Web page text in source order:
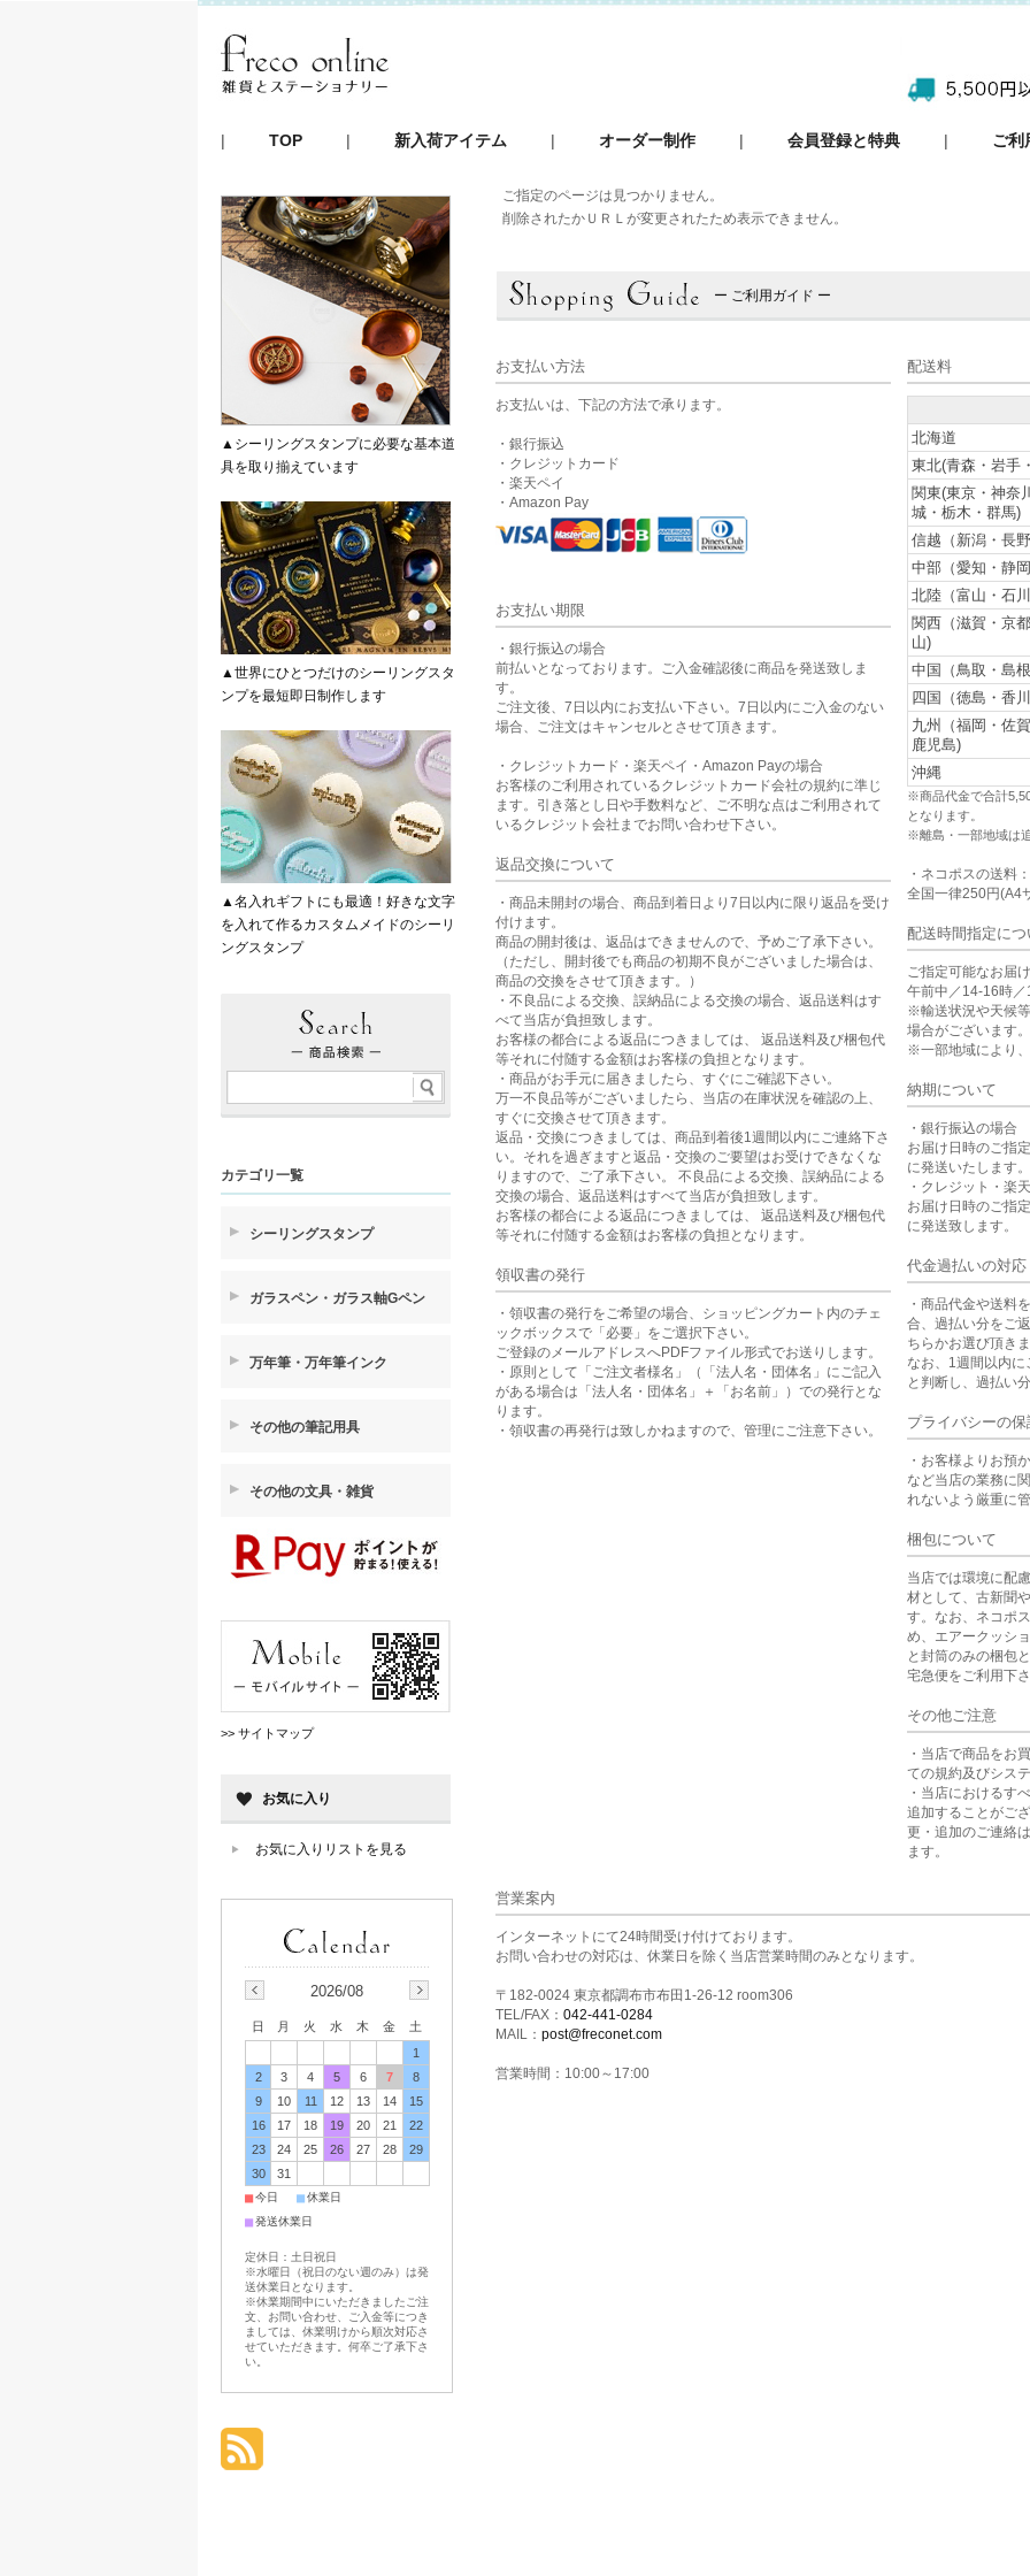
TOP 新入荷アイテム オーダー制作 会員登録と特典 ご利
ご指定のページは見つかりません。
削除されたかＵＲＬが変更されたため表示できません。
ー ご利用ガイド ー
お支払い方法
お支払いは、下記の方法で承ります。
・銀行振込
・クレジットカード
・楽天ペイ
・Amazon Pay
お支払い期限
・銀行振込の場合
前払いとなっております。ご入金確認後に商品を発送致しま
す。
ご注文後、7日以内にお支払い下さい。7日以内にご入金のない
場合、ご注文はキャンセルとさせて頂きます。
・クレジットカード・楽天ペイ・Amazon Payの場合
お客様のご利用されているクレジットカード会社の規約に準じ
ます。引き落とし日や手数料など、ご不明な点はご利用されて
いるクレジット会社までお問い合わせ下さい。
返品交換について
・商品未開封の場合、商品到着日より7日以内に限り返品を受け
付けます。
商品の開封後は、返品はできませんので、予めご了承下さい。
（ただし、開封後でも商品の初期不良がございました場合は、
商品の交換をさせて頂きます。）
・不良品による交換、誤納品による交換の場合、返品送料はす
べて当店が負担致します。
お客様の都合による返品につきましては、 返品送料及び梱包代
等それに付随する金額はお客様の負担となります。
・商品がお手元に届きましたら、すぐにご確認下さい。
万一不良品等がございましたら、当店の在庫状況を確認の上、
すぐに交換させて頂きます。
返品・交換につきましては、商品到着後1週間以内にご連絡下さ
い。それを過ぎますと返品・交換のご要望はお受けできなくな
りますので、ご了承下さい。 不良品による交換、誤納品による
交換の場合、返品送料はすべて当店が負担致します。
お客様の都合による返品につきましては、 返品送料及び梱包代
等それに付随する金額はお客様の負担となります。
領収書の発行
・領収書の発行をご希望の場合、ショッピングカート内のチェ
ックボックスで「必要」をご選択下さい。
ご登録のメールアドレスへPDFファイル形式でお送りします。
・原則として「ご注文者様名」（「法人名・団体名」にご記入
がある場合は「法人名・団体名」＋「お名前」）での発行とな
ります。
・領収書の再発行は致しかねますので、管理にご注意下さい。
配送料
北海道
東北(青森・岩手
関東(東京・神奈
城・栃木・群馬)
信越（新潟・長
中部（愛知・静
北陸（富山・石
関西（滋賀・京
山)
中国（鳥取・島
四国（徳島・香
九州（福岡・佐
鹿児島)
沖縄
※商品代金で合計
となります。
※離島・一部地域は
・ネコポスの送料：
全国一律250円(A4
配送時間指定につ
ご指定可能なお届
午前中／14-16時
※輸送状況や天候
場合がございます
※一部地域により
納期について
・銀行振込の場合
お届け日時のご指
に発送いたします。
・クレジット・楽
お届け日時のご指
に発送致します。
代金過払いの対応
・商品代金や送料
合、過払い分をご
ちらかお選び頂き
なお、1週間以内
と判断し、過払い
プライバシーの保
・お客様よりお預
など当店の業務に
れないよう厳重に
梱包について
当店では環境に配
材として、古新聞
す。なお、ネコポ
め、エアークッシ
と封筒のみの梱包
宅急便をご利用下
その他ご注意
・当店で商品をお
ての規約及びシス
・当店におけるす
追加することがご
更・追加のご連絡
ます。
営業案内
インターネットにて24時間受け付けております。
お問い合わせの対応は、休業日を除く当店営業時間のみとなります。
〒182-0024 東京都調布市布田1-26-12 room306
TEL/FAX： 042-441-0284
MAIL： post@freconet.com
営業時間：10:00～17:00
▲シーリングスタンプに必要な基本道
具を取り揃えています
▲世界にひとつだけのシーリングスタ
ンプを最短即日制作します
▲名入れギフトにも最適！好きな文字
を入れて作るカスタムメイドのシーリ
ングスタンプ
カテゴリ一覧
シーリングスタンプ
ガラスペン・ガラス軸Gペン
万年筆・万年筆インク
その他の筆記用具
その他の文具・雑貨
>> サイトマップ
お気に入り
お気に入りリストを見る
2026/08
日 月 火 水 木 金
土
1
2
3 4 5 6 7
8
9
10 11 12 13 14
15
16
17 18 19 20 21
22
23
24 25 26 27 28
29
30
31
■今日 ■休業日
■発送休業日
定休日：土日祝日
※水曜日（祝日のない週のみ）は発
送休業日となります。
※休業期間中にいただきましたご注
文、お問い合わせ、ご入金等につき
ましては、休業明けから順次対応さ
せていただきます。何卒ご了承下さ
い。